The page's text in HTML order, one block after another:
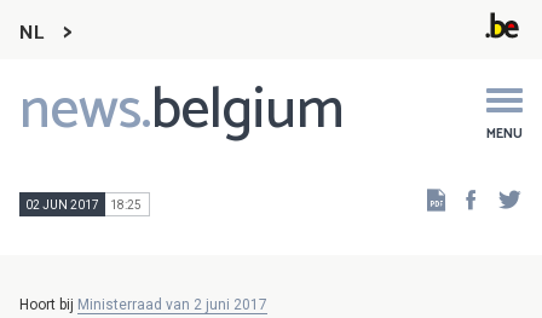
NL
news.belgium MENU
Main
navigation
02 JUN 2017 18:25
Hoort bij Ministerraad van 2 juni 2017